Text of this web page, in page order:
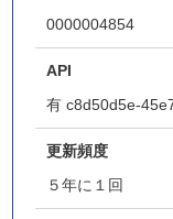
0000004854
API
有 c8d50d5e-
更新頻度
５年に１回